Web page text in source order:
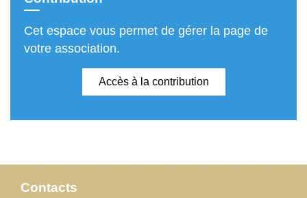
Cet espace vous permet de gérer la page de
votre association.
Accès à la contribution
Contacts